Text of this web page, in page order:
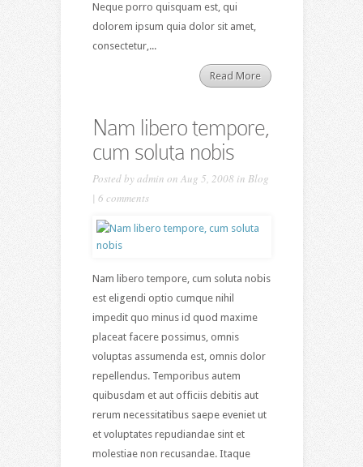
Neque porro quisquam est, qui
dolorem ipsum quia dolor sit amet,
consectetur,...
Read More
Nam libero tempore,
cum soluta nobis
Posted byadmin on Aug 5, 2008 in Blog
| 6 comments
Nam libero tempore, cum soluta nobis
est eligendi optio cumque nihil
impedit quo minus id quod maxime
placeat facere possimus, omnis
voluptas assumenda est, omnis dolor
repellendus. Temporibus autem
quibusdam et aut officiis debitis aut
rerum necessitatibus saepe eveniet ut
et voluptates repudiandae sint et
molestiae non recusandae. Itaque